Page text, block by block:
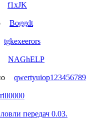
f1xJK
Boggdt
tgkexeerors
NAGhELP
qwertyuiop123456789
передач 0.03.